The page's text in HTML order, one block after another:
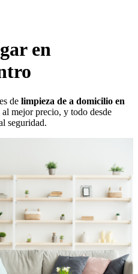
en
de limpieza de a domicilio en
al mejor precio, y todo desde
seguridad.